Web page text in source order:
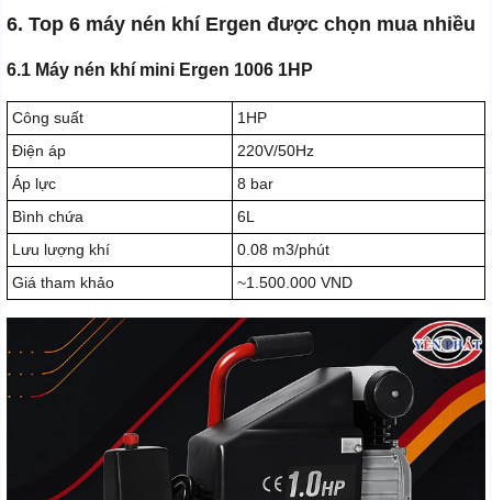
6. Top 6 máy nén khí Ergen được chọn mua nhiều
6.1 Máy nén khí mini Ergen 1006 1HP
Công suất
1HP
Điện áp
220V/50Hz
Áp lực
8 bar
Bình chứa
6L
Lưu lượng khí
0.08 m3/phút
Giá tham khảo
~1.500.000 VND